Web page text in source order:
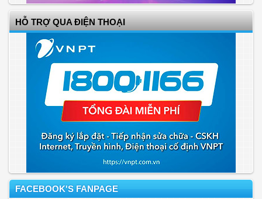
HỖ TRỢ QUA ĐIỆN THOẠI
FACEBOOK'S FANPAGE